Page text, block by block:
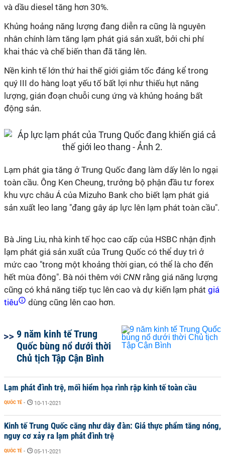
và dầu diesel tăng hơn 30%.
Khủng hoảng năng lượng đang diễn ra cũng là nguyên
nhân chính làm tăng lạm phát giá sản xuất, bởi chi phí
khai thác và chế biến than đã tăng lên.
Nền kinh tế lớn thứ hai thế giới giảm tốc đáng kể trong
quý III do hàng loạt yếu tố bất lợi như thiếu hụt năng
lượng, gián đoạn chuỗi cung ứng và khủng hoảng bất
động sản.
Lạm phát gia tăng ở Trung Quốc đang làm dấy lên lo ngại
toàn cầu. Ông Ken Cheung, trưởng bộ phận đầu tư forex
khu vực châu Á của Mizuho Bank cho biết lạm phát giá
sản xuất leo lang "đang gây áp lực lên lạm phát toàn cầu".
Bà Jing Liu, nhà kinh tế học cao cấp của HSBC nhận định
lạm phát giá sản xuất của Trung Quốc có thể duy trì ở
mức cao "trong một khoảng thời gian, có thể là cho đến
hết mùa đông". Bà nói thêm với CNN rằng giá năng lượng
cũng có khả năng tiếp tục lên cao và dự kiến lạm phát giá
tiêu
dùng cũng lên cao hơn.
9 năm kinh tế Trung
Quốc bùng nổ dưới thời
Chủ tịch Tập Cận Bình
Lạm phát đình trệ, mối hiểm họa rình rập kinh tế toàn cầu
QUỐC TẾ - 10-11-2021
Kinh tế Trung Quốc căng như dây đàn: Giá thực phẩm tăng nóng,
nguy cơ xảy ra lạm phát đình trệ
QUỐC TẾ - 05-11-2021